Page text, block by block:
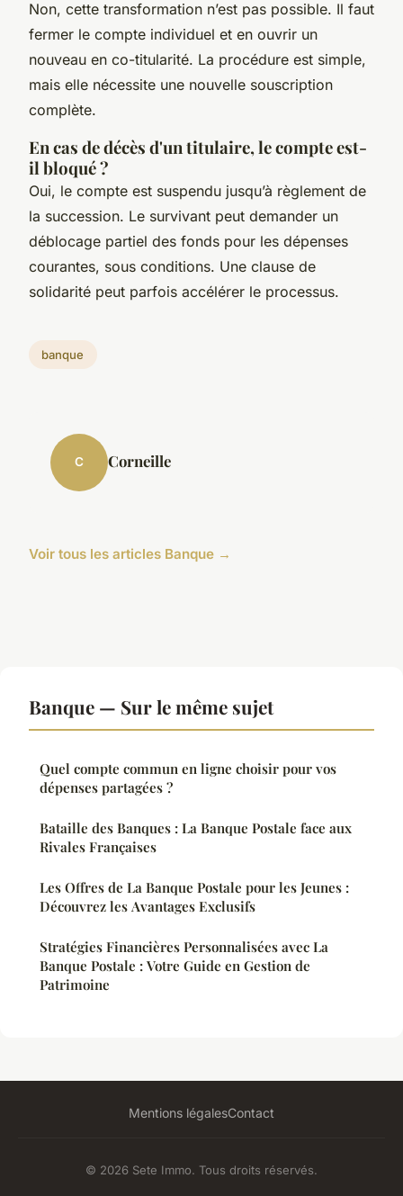
Non, cette transformation n’est pas possible. Il faut
fermer le compte individuel et en ouvrir un
nouveau en co-titularité. La procédure est simple,
mais elle nécessite une nouvelle souscription
complète.
En cas de décès d'un titulaire, le compte est-
il bloqué ?
Oui, le compte est suspendu jusqu’à règlement de
la succession. Le survivant peut demander un
déblocage partiel des fonds pour les dépenses
courantes, sous conditions. Une clause de
solidarité peut parfois accélérer le processus.
banque
C Corneille
Voir tous les articles Banque →
Banque — Sur le même sujet
Quel compte commun en ligne choisir pour vos
dépenses partagées ?
Bataille des Banques : La Banque Postale face aux
Rivales Françaises
Les Offres de La Banque Postale pour les Jeunes :
Découvrez les Avantages Exclusifs
Stratégies Financières Personnalisées avec La
Banque Postale : Votre Guide en Gestion de
Patrimoine
Mentions légalesContact
© 2026 Sete Immo. Tous droits réservés.